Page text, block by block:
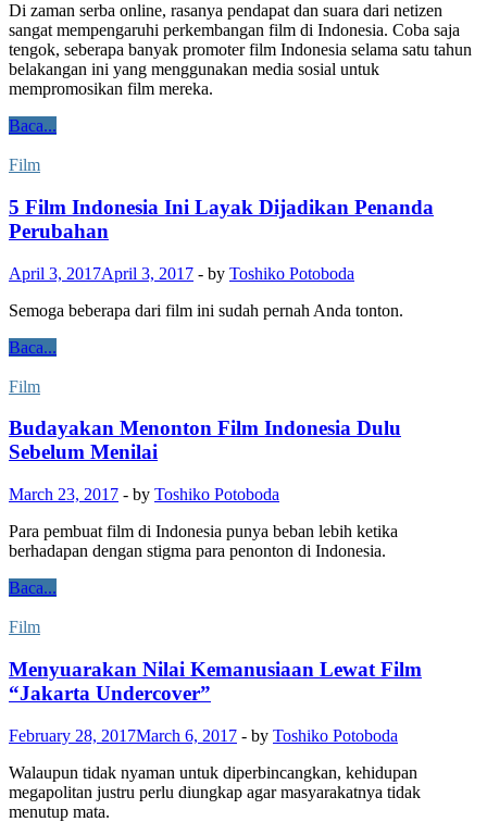
Di zaman serba online, rasanya pendapat dan suara dari netizen
sangat mempengaruhi perkembangan film di Indonesia. Coba saja
tengok, seberapa banyak promoter film Indonesia selama satu tahun
belakangan ini yang menggunakan media sosial untuk
mempromosikan film mereka.
Baca...
Film
5 Film Indonesia Ini Layak Dijadikan Penanda
Perubahan
April 3, 2017April 3, 2017 - by Toshiko Potoboda
Semoga beberapa dari film ini sudah pernah Anda tonton.
Baca...
Film
Budayakan Menonton Film Indonesia Dulu
Sebelum Menilai
March 23, 2017 - by Toshiko Potoboda
Para pembuat film di Indonesia punya beban lebih ketika
berhadapan dengan stigma para penonton di Indonesia.
Baca...
Film
Menyuarakan Nilai Kemanusiaan Lewat Film
“Jakarta Undercover”
February 28, 2017March 6, 2017 - by Toshiko Potoboda
Walaupun tidak nyaman untuk diperbincangkan, kehidupan
megapolitan justru perlu diungkap agar masyarakatnya tidak
menutup mata.